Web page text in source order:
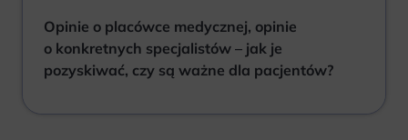
Opinie o placówce medycznej, opinie
o konkretnych specjalistów – jak je
pozyskiwać, czy są ważne dla pacjentów?